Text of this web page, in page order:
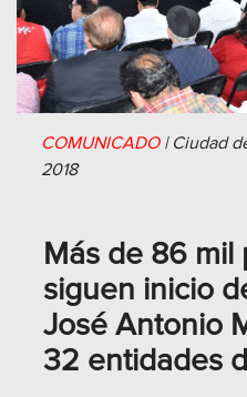
COMUNICADO| Ciudad
2018
Más de 86 mil
siguen inicio
José Antonio
32 entidades